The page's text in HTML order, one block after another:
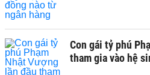
Con gái tỷ phú
tham gia vào hệ